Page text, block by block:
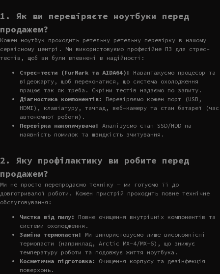
1. Як ви перевіряєте ноутбуки перед
продажем?
Кожен ноутбук проходить ретельну ретельну перевірку в нашому
сервісному центрі. Ми використовуємо професійне ПЗ для стрес-
тестів, щоб ви були впевнені в надійності:
Стрес-тести (FurMark та AIDA64):
Навантажуємо процесор та
відеокарту, щоб переконатися, що система охолодження
працює так як треба. Скріни тестів надаємо по запиту.
Діагностика компонентів:
Перевіряємо кожен порт (USB,
HDMI), клавіатуру, тачпад, веб-камеру та стан батареї (час
автономної роботи).
Перевірка накопичувача:
Аналізуємо стан SSD/HDD на
наявність помилок та швидкість зчитування.
2. Яку профілактику ви робите перед
продажем?
Ми не просто перепродаємо техніку — ми готуємо її до
довготривалої роботи. Кожен пристрій проходить повне технічне
обслуговування:
Чистка від пилу:
Повне очищення внутрішніх компонентів та
системи охолодження.
Заміна термопасти:
Ми використовуємо лише високоякісні
термопасти (наприклад, Arctic MX-4/MX-6), що знижує
температуру роботи та подовжує життя ноутбука.
Косметична підготовка:
Очищення корпусу та дезінфекція
поверхонь.